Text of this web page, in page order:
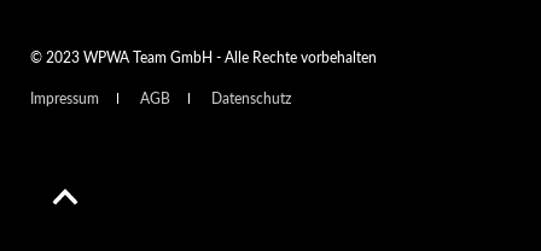
© 2023 WPWA Team GmbH - Alle Rechte vorbehalten
Impressum AGB Datenschutz